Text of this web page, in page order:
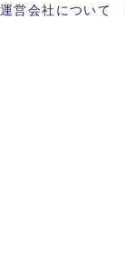
運営会社について